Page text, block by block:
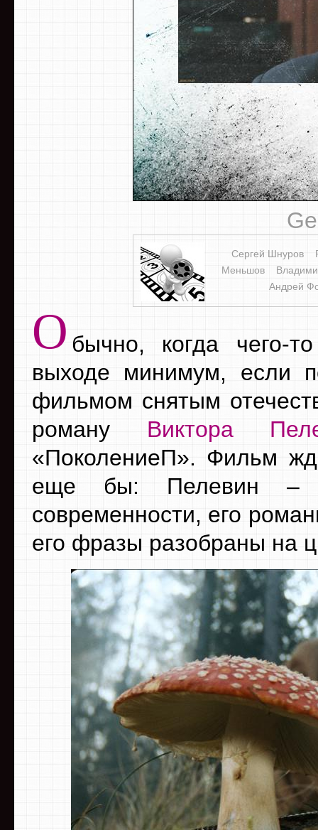
Сергей Шнуров
Меньшов
Андрей
О бычно, когда чего-
выходе минимум, если
фильмом снятым
роману Виктора
«ПоколениеП». Фильм
еще бы: Пелевин –
современности, его
его фразы разобраны на